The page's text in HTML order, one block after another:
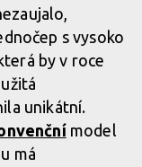
s vysoko
by v roce
unikátní.
model
má